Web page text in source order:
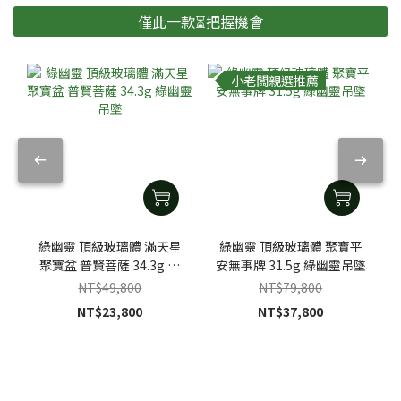
僅此一款⏳把握機會
綠幽靈 頂級玻璃體 滿天星
聚寶盆 普賢菩薩 34.3g 綠
幽靈吊墜
NT$49,800
NT$23,800
小老闆親選推薦
綠幽靈 頂級玻璃體 聚寶平
安無事牌 31.5g 綠幽靈吊墜
NT$79,800
NT$37,800